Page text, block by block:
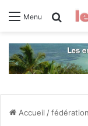
Menu
Accueil /